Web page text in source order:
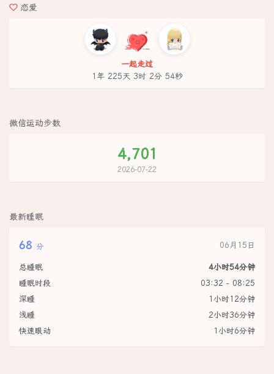
恋爱
一起走过
1年 225天 3时 2分 54秒
微信运动步数
4,701
2026-07-22
最新睡眠
68 分 06月15日
总睡眠
4小时54分钟
睡眠时段
03:32 - 08:25
深睡
1小时12分钟
浅睡
2小时36分钟
快速眼动
1小时6分钟